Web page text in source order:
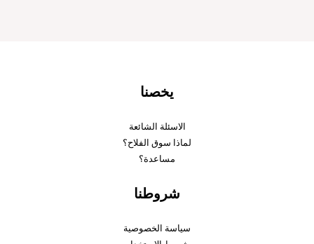
يخصنا
الاسئلة الشائعة
لماذا سوق الفلاح؟
مساعدة؟
شروطنا
سياسة الخصوصية